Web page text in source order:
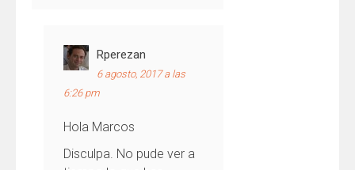
Rperezan
6 agosto, 2017 a las
6:26 pm
Hola Marcos
Disculpa. No pude ver a